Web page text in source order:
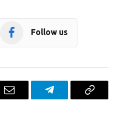
Follow us
Email TelegramCopy